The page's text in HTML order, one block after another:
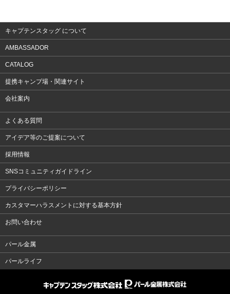
キャプテンスタッグ について
AMBASSADOR
CATALOG
提携キャンプ場・関連サイト
会社案内
よくある質問
アイデア等のご提案について
採用情報
SNSコミュニティガイドライン
プライバシーポリシー
カスタマーハラスメントに対する基本方針
お問い合わせ
パール金属
パールライフ